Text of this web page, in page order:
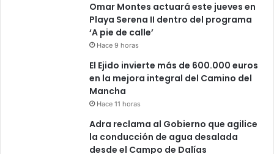
Omar Montes actuará este jueves en
Playa Serena II dentro del programa
‘A pie de calle’
Hace 9 horas
El Ejido invierte más de 600.000 euros
en la mejora integral del Camino del
Mancha
Hace 11 horas
Adra reclama al Gobierno que agilice
la conducción de agua desalada
desde el Campo de Dalías